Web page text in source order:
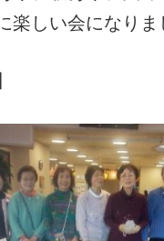
楽しい会になりま